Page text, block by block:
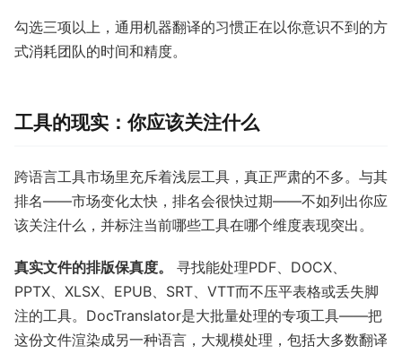
勾选三项以上，通用机器翻译的习惯正在以你意识不到的方
式消耗团队的时间和精度。
工具的现实：你应该关注什么
跨语言工具市场里充斥着浅层工具，真正严肃的不多。与其
排名——市场变化太快，排名会很快过期——不如列出你应
该关注什么，并标注当前哪些工具在哪个维度表现突出。
真实文件的排版保真度。
寻找能处理PDF、DOCX、
PPTX、XLSX、EPUB、SRT、VTT而不压平表格或丢失脚
注的工具。DocTranslator是大批量处理的专项工具——把
这份文件渲染成另一种语言，大规模处理，包括大多数翻译